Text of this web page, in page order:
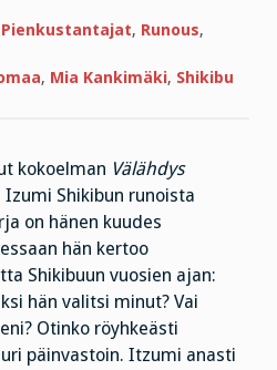
Pienkustantajat, Runous,
, Mia Kankimäki, Shikibu
kokoelman Välähdys
Shikibun runoista
on hänen kuudes
hän kertoo
Shikibuun vuosien ajan:
hän valitsi minut? Vai
Otinko röyhkeästi
päinvastoin. Itzumi anasti